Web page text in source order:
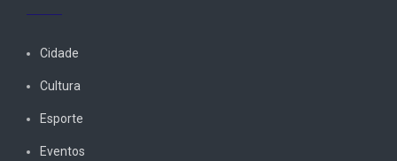
Cidade
Cultura
Esporte
Eventos